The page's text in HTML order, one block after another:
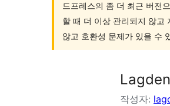
드프레스의 좀 더 최근 버전
할 때 더 이상 관리되지 않고
않고 호환성 문제가 있을 수
작성자: